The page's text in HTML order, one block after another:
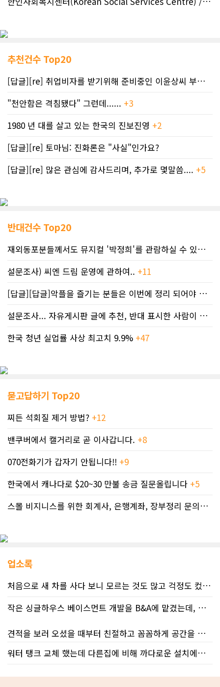
추천건수 Top20
[답글][re] 취업비자를 받기위해 준비중인 이윤상씨 부부께 드리는 편지
"천안함은 격침됐다" 그런데...... +3
1980 년 대를 살고 있는 한국의 진보진영 +2
[답글][re] 토마님: 진화론은 "사실"인가요?
[답글][re] 많은 관심에 감사드리며, 추가로 몇말씀.... +5
반대건수 Top20
재외동포분들께서도 뮤지컬 '박정희'를 관람하실 수 있도록 노력하겠습니..
설문조사) 씨엔 드림 운영에 관하여.. +11
[답글][답글]악플을 즐기는 분들은 이번에 정리 되어야 합니다.
설문조사... 자유게시판 글에 추천, 반대 표시한 사람이 누구인지 명단..
한국 청년 실업률 사상 최고치 9.9% +47
묻고답하기 Top20
찌든 석회질 제거 방법? +12
밴쿠버에서 캘거리로 곧 이사갑니다. +8
070전화기가 갑자기 안됩니다!! +9
한국에서 캐나다로 $20~30 만불 송금 질문올립니다 +5
스몰 비지니스를 위한 회계사, 은행계좌, 장부정리 문의드립니다.
업소록
처음으로 새 차를 사다 보니 모르는 것도 많고 걱정도 컸는데 박문호 딜러님 덕분에 전 과정이 너무나 편안하고 만족스러웠습니다! 상담하는 내내 꼼꼼하게 설명해 주신 것은 물론, 복잡한 서류 절차와 차량 옵션 체크까지 세심하게 챙겨주셔서 마음이 정말 든든했습니다. 차량 출고 날에도 긴 시간 할애해 가며 기능을 친절하게 하나하나 설명해 주셔서 큰 도움이 되었는데요, 특히 정비사 출신이셔서 그런지 디테일한 부분까지 전문적으로 말씀해 주셔서 신뢰가 팍팍 갔습니다 ?? 다른분 리뷰에도 있지만 마지막에 "진짜 서비스는 이제부터 시작"이라는 진심어린 말씀에는 깊은 감동을 받았습니다. 앞으로 주변에 차 구매하려는 분이 있다면 무조건 박문호 딜러님 강력 추천입니다! 신경 써주셔서 진심으로 감사드리며, 늘 건강하시고 번창하시길 바랍니다 :)
작은 싱글하우스 베이스먼트 개발을 B&A에 맡겼는데, 처음부터 끝까지 정말 만족스러운 경험이었습니다.
견적을 보러 오셨을 때부터 친절하고 꼼꼼하게 공간을 확인해 주셨고, 여러 옵션이 포함된 견적 금액도 다른 업체들과 비교했을 때 매우 합리적이었습니다.
저희 집은 사이드 도어가 없어 작업하시기 불편하셨을 텐데도 항상 밝은 모습으로 오셔서 성실하게 작업해 주셨습니다. 공사 중에도 진행 상황과 앞으로의 작업 계획을 수시로 자세히 설명해 주셔서 믿고 맡길 수 있었고, 세심한 소통에 큰 만족을 느꼈습니다.워터 탱크 교체 했는데 다른집에 비해 까다로운 설치에도 불구하고 너무 친절하게 잘 해주셨습니다. 수제자 라이언님 최고!